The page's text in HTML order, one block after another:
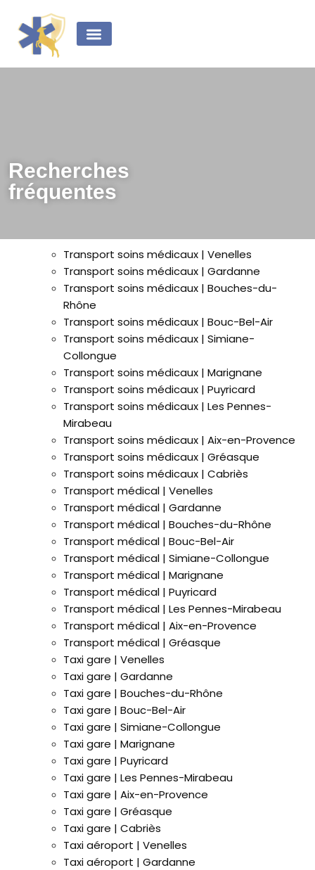
principal
Recherches
fréquentes
Transport soins médicaux | Venelles
Transport soins médicaux | Gardanne
Transport soins médicaux | Bouches-du-
Rhône
Transport soins médicaux | Bouc-Bel-Air
Transport soins médicaux | Simiane-
Collongue
Transport soins médicaux | Marignane
Transport soins médicaux | Puyricard
Transport soins médicaux | Les Pennes-
Mirabeau
Transport soins médicaux | Aix-en-Provence
Transport soins médicaux | Gréasque
Transport soins médicaux | Cabriès
Transport médical | Venelles
Transport médical | Gardanne
Transport médical | Bouches-du-Rhône
Transport médical | Bouc-Bel-Air
Transport médical | Simiane-Collongue
Transport médical | Marignane
Transport médical | Puyricard
Transport médical | Les Pennes-Mirabeau
Transport médical | Aix-en-Provence
Transport médical | Gréasque
Taxi gare | Venelles
Taxi gare | Gardanne
Taxi gare | Bouches-du-Rhône
Taxi gare | Bouc-Bel-Air
Taxi gare | Simiane-Collongue
Taxi gare | Marignane
Taxi gare | Puyricard
Taxi gare | Les Pennes-Mirabeau
Taxi gare | Aix-en-Provence
Taxi gare | Gréasque
Taxi gare | Cabriès
Taxi aéroport | Venelles
Taxi aéroport | Gardanne